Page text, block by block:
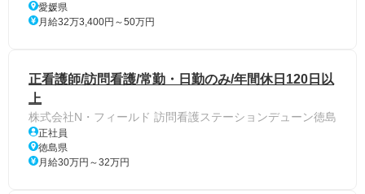
愛媛県
月給32万3,400円～50万円
正看護師/訪問看護/常勤・日勤のみ/年間休日120日以
上
株式会社N・フィールド 訪問看護ステーションデューン徳島
正社員
徳島県
月給30万円～32万円